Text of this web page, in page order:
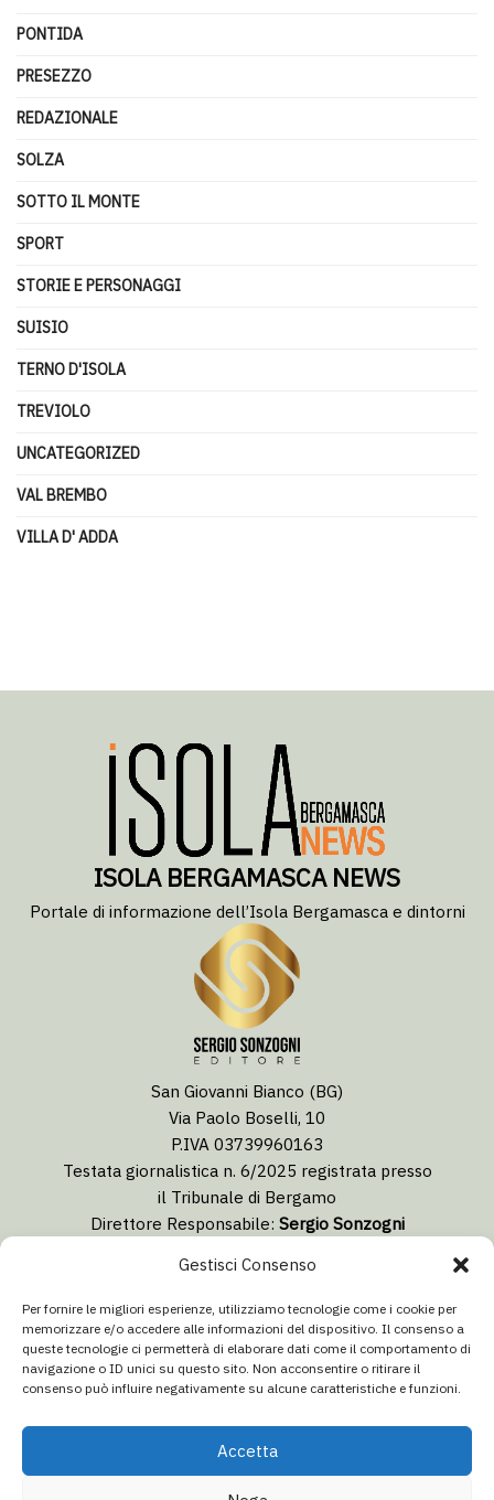
Gestisci Consenso
Per fornire le migliori esperienze, utilizziamo tecnologie come i cookie per
memorizzare e/o accedere alle informazioni del dispositivo. Il consenso a
queste tecnologie ci permetterà di elaborare dati come il comportamento di
navigazione o ID unici su questo sito. Non acconsentire o ritirare il
consenso può influire negativamente su alcune caratteristiche e funzioni.
Accetta
PONTIDA
PRESEZZO
REDAZIONALE
SOLZA
SOTTO IL MONTE
SPORT
STORIE E PERSONAGGI
SUISIO
TERNO D'ISOLA
TREVIOLO
UNCATEGORIZED
VAL BREMBO
VILLA D' ADDA
ISOLA BERGAMASCA NEWS
Portale di informazione dell’Isola Bergamasca e dintorni
San Giovanni Bianco (BG)
Via Paolo Boselli, 10
P.IVA 03739960163
Testata giornalistica n. 6/2025 registrata presso
il Tribunale di Bergamo
Direttore Responsabile: Sergio Sonzogni
redazione@isolabergamascanews.it
info@italiacommunication.com
Telefono: 0345 41834